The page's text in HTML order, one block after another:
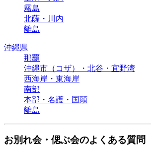
霧島
北薩・川内
離島
沖縄県
那覇
沖縄市（コザ）・北谷・宜野湾
西海岸・東海岸
南部
本部・名護・国頭
離島
お別れ会・偲ぶ会のよくある質問